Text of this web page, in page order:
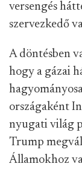
versengés
szervezkedő
A döntésben
hogy a gázai
országaként
nyugati világ
Trump
Államokhoz